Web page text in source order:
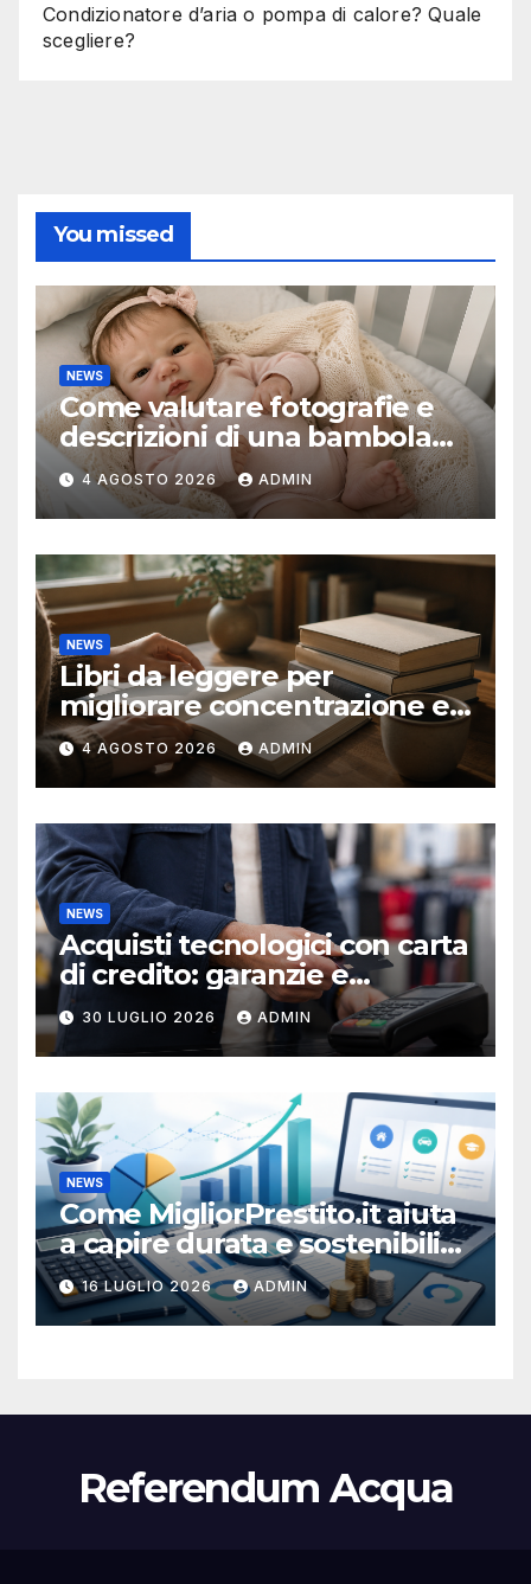
Condizionatore d’aria o pompa di calore? Quale
scegliere?
You missed
NEWS
Come valutare fotografie e
descrizioni di una bambola
reborn
4 AGOSTO 2026 ADMIN
NEWS
Libri da leggere per
migliorare concentrazione e
produttività
4 AGOSTO 2026 ADMIN
NEWS
Acquisti tecnologici con carta
di credito: garanzie e
protezioni
30 LUGLIO 2026 ADMIN
NEWS
Come MigliorPrestito.it aiuta
a capire durata e sostenibilità
della rata
16 LUGLIO 2026 ADMIN
Referendum Acqua